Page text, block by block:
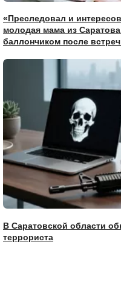
«Преследовал и
молодая мама из
баллончиком после
В Саратовской области
террориста